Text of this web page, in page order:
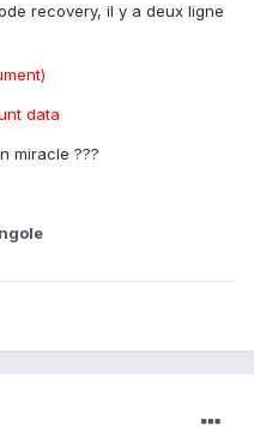
recovery, il y a deux ligne
data
miracle ???